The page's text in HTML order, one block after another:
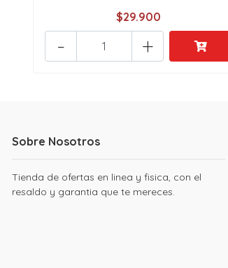
$29.900
+
-
Sobre Nosotros
Tienda de ofertas en linea y fisica, con el
resaldo y garantia que te mereces.